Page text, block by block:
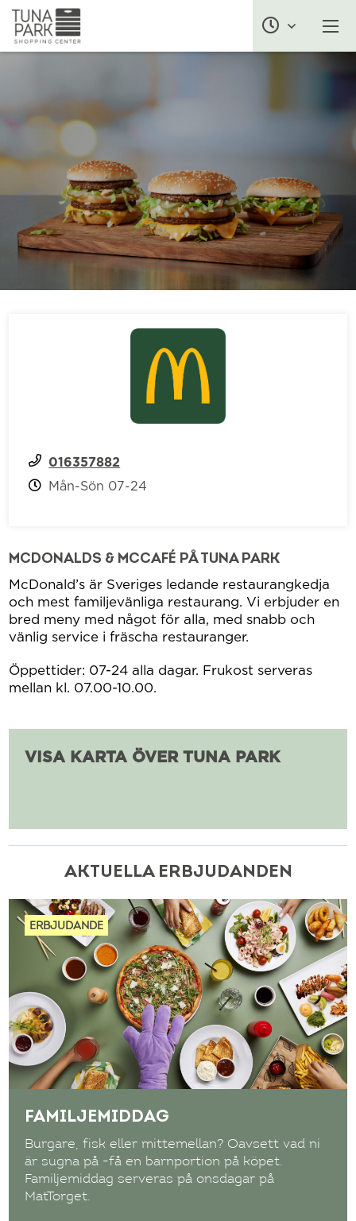
016357882
Mån-Sön 07-24
MCDONALDS & MCCAFÉ PÅ TUNA PARK
McDonald’s är Sveriges ledande restaurangkedja
och mest familjevänliga restaurang. Vi erbjuder en
bred meny med något för alla, med snabb och
vänlig service i fräscha restauranger.
Öppettider: 07-24 alla dagar. Frukost serveras
mellan kl. 07.00-10.00.
VISA KARTA ÖVER TUNA PARK
AKTUELLA ERBJUDANDEN
FAMILJEMIDDAG
ERBJUDANDE
Burgare, fisk eller mittemellan? Oavsett vad ni
är sugna på -få en barnportion på köpet.
Familjemiddag serveras på onsdagar på
MatTorget.